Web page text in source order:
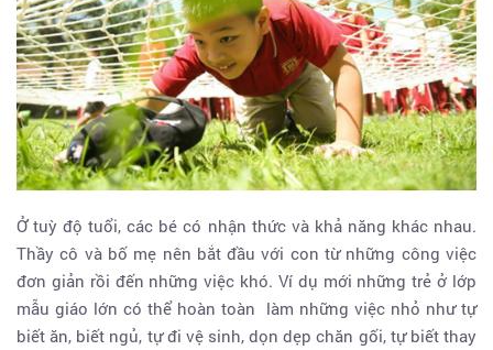
Ở tuỳ độ tuổi, các bé có nhận thức và khả năng khác nhau.
Thầy cô và bố mẹ nên bắt đầu với con từ những công việc
đơn giản rồi đến những việc khó. Ví dụ mới những trẻ ở lớp
mẫu giáo lớn có thể hoàn toàn làm những việc nhỏ như tự
biết ăn, biết ngủ, tự đi vệ sinh, dọn dẹp chăn gối, tự biết thay